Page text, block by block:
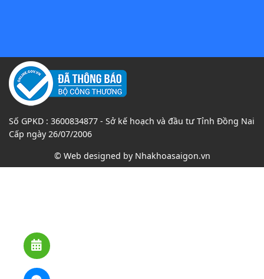
Số GPKD : 3600834877 - Sở kế hoạch và đầu tư Tỉnh Đồng Nai
Cấp ngày 26/07/2006
© Web designed by Nhakhoasaigon.vn